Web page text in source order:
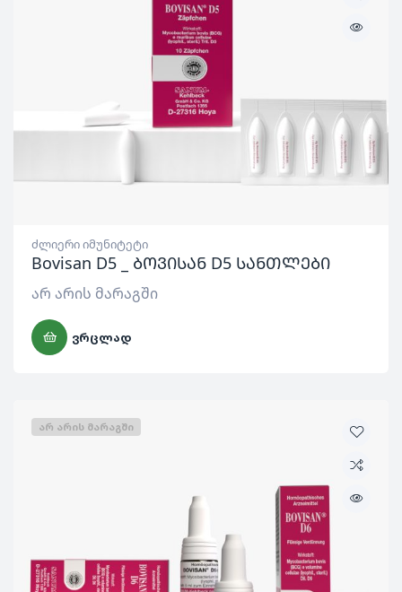
ძლიერი იმუნიტეტი
Bovisan D5 _ ბოვისან D5 სანთლები
არ არის მარაგში
ᲕᲠᲪᲚᲐᲓ
ᲐᲠ ᲐᲠᲘᲡ ᲛᲐᲠᲐᲒᲨᲘ